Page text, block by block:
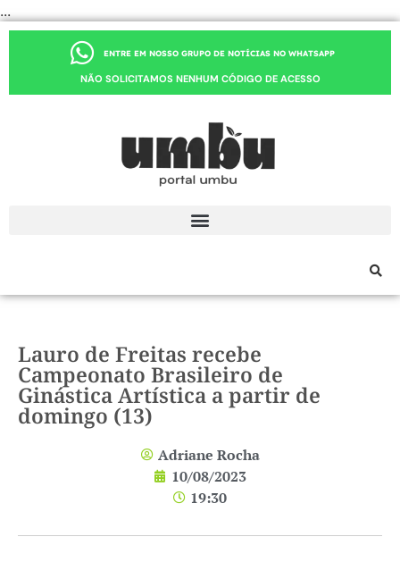
...
ENTRE EM NOSSO GRUPO DE NOTÍCIAS NO WHATSAPP
NÃO SOLICITAMOS NENHUM CÓDIGO DE ACESSO
Lauro de Freitas recebe
Campeonato Brasileiro de
Ginástica Artística a partir de
domingo (13)
Adriane Rocha
10/08/2023
19:30